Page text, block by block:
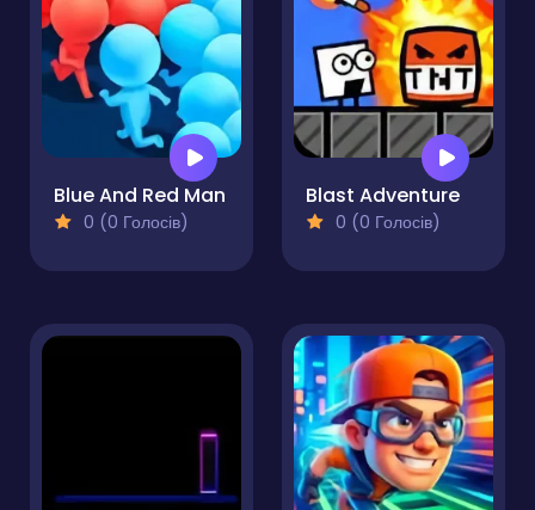
Blue And Red Man
0 (0 Голосів)
Blast Adventure
0 (0 Голосів)